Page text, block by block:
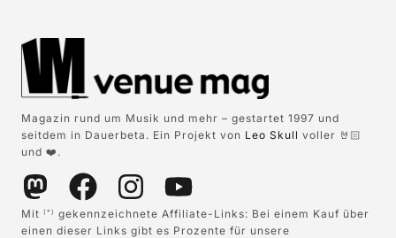
Magazin rund um Musik und mehr – gestartet 1997 und
seitdem in Dauerbeta. Ein Projekt von Leo Skull voller 🤘🏻
und ❤️.
Mit (*)
gekennzeichnete Affiliate-Links: Bei einem Kauf über
einen dieser Links gibt es Prozente für unsere